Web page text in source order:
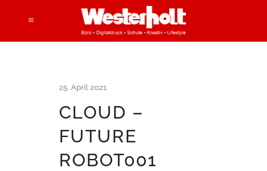
25. April 2021
CLOUD –
FUTURE
ROBOT001